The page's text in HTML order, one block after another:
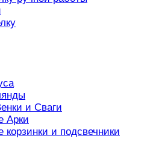
и Сваги
Арки
корзинки и подсвечники